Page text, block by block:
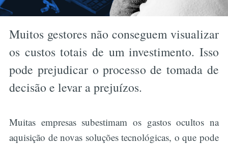
Muitos gestores não conseguem visualizar
os custos totais de um investimento. Isso
pode prejudicar o processo de tomada de
decisão e levar a prejuízos.
Muitas empresas subestimam os gastos ocultos na
aquisição de novas soluções tecnológicas, o que pode